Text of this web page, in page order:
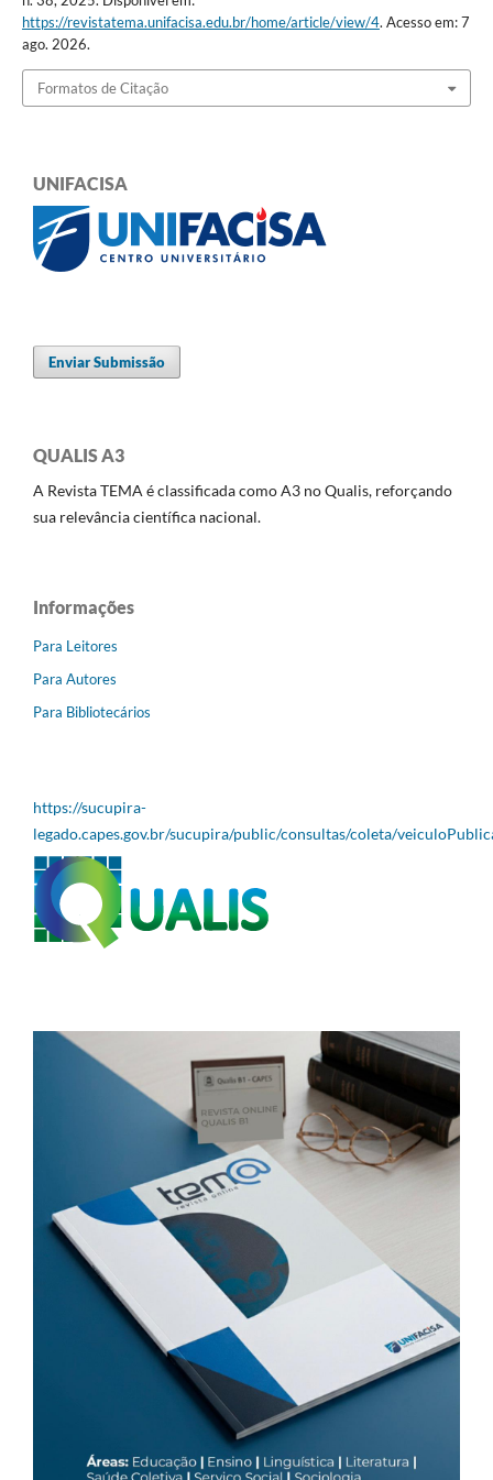
https://revistatema.unifacisa.edu.br/home/article/view/4. Acesso em: 7
ago. 2026.
Formatos de Citação
UNIFACISA
Enviar Submissão
QUALIS A3
A Revista TEMA é classificada como A3 no Qualis, reforçando
sua relevância científica nacional.
Informações
Para Leitores
Para Autores
Para Bibliotecários
https://sucupira-
legado.capes.gov.br/sucupira/public/consultas/coleta/